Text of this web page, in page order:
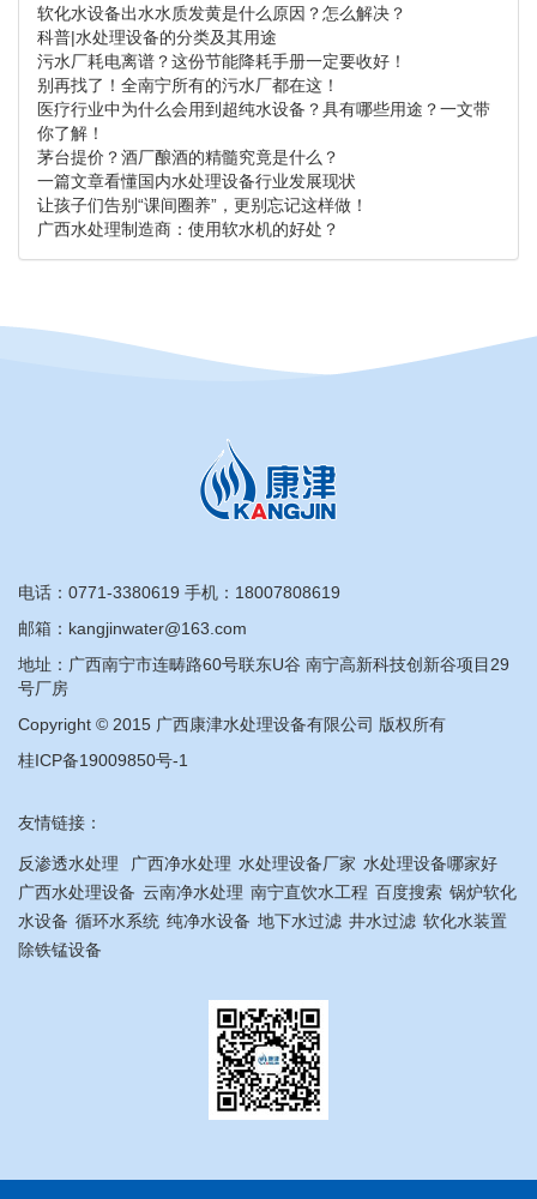
软化水设备出水水质发黄是什么原因？怎么解决？
科普|水处理设备的分类及其用途
污水厂耗电离谱？这份节能降耗手册一定要收好！
别再找了！全南宁所有的污水厂都在这！
医疗行业中为什么会用到超纯水设备？具有哪些用途？一文带
你了解！
茅台提价？酒厂酿酒的精髓究竟是什么？
一篇文章看懂国内水处理设备行业发展现状
让孩子们告别“课间圈养”，更别忘记这样做！
广西水处理制造商：使用软水机的好处？
电话： 0771-3380619 手机： 18007808619
邮箱：kangjinwater@163.com
地址：广西南宁市连畴路60号联东U谷 南宁高新科技创新谷项目29
号厂房
Copyright © 2015 广西康津水处理设备有限公司 版权所有
桂ICP备19009850号-1
友情链接：
反渗透水处理 广西净水处理 水处理设备厂家 水处理设备哪家好
广西水处理设备 云南净水处理 南宁直饮水工程 百度搜索 锅炉软化
水设备 循环水系统 纯净水设备 地下水过滤 井水过滤 软化水装置
除铁锰设备